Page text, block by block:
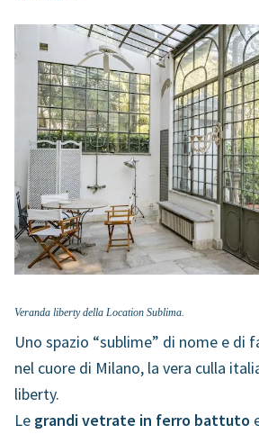
Veranda liberty della Location Sublima.
Uno spazio “sublime” di nome e di
nel cuore di Milano, la vera culla
liberty.
Le grandi vetrate in ferro battuto